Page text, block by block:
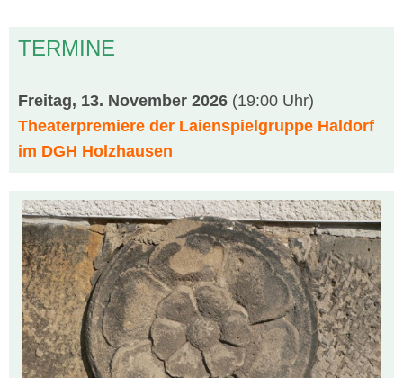
TERMINE
Freitag, 13. November 2026 (19:00 Uhr)
Theaterpremiere der Laienspielgruppe Haldorf
im DGH Holzhausen